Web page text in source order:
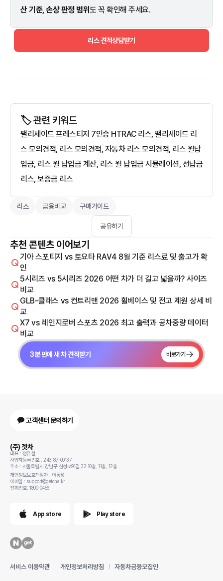
산 기준, 손상 판정 범위도 꼭 확인해 주세요.
리스 견적상담받기
🏷️ 관련 키워드
팰리세이드 프레스티지 7인승 HTRAC 리스, 팰리세이드 리
스 모의견적, 리스 모의견적, 자동차 리스 모의견적, 리스 월납
입금, 리스 월 납입금 계산, 리스 월 납입금 시뮬레이션, 선납금
리스, 보증금 리스
리스 금융비교 구매가이드
공유하기
추천 콘텐츠 이어보기
기아 스포티지 vs 토요타 RAV4 8월 기준 리스료 및 출고가 확
인
5시리즈 vs 5시리즈 2026 어떤 차가 더 길고 넓을까? 사이즈
비교
GLB-클래스 vs 컨트리맨 2026 휠베이스 및 전고 제원 상세 비
교
X7 vs 레인지로버 스포츠 2026 최고 출력과 공차중량 데이터
비교
3분 만에 새 차 견적받기 바로가기
고객센터 문의하기
(주) 겟차
대표 : 정유철
사업자등록번호 : 243-87-00137
주소 : 서울특별시 강남구 삼성로91길 32 10층, 11층, 12층
개인정보보호책임자 : 이동용
이메일 : support@getcha.kr
전화번호: 1800-0456
App store Play store
서비스 이용약관 개인정보처리방침 자동차금융모집인